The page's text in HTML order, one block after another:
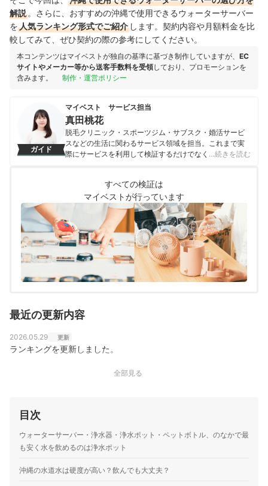
解説 。さらに、おすすめの沖縄で使用できるウォーターサーバー
を人気ランキング形式でご紹介 します。契約内容や月額料金を比
較してみて、ぜひ契約の際の参考にしてください。
本コンテンツはマイベストが独自の基準に基づき制作していますが、 EC
サイトやメーカー等から送客手数料を受領しており、プロモーションを
含みます。
制作・運営ポリシー
ガイド
マイベスト サービス担当
真田桃花
脱毛クリニック・スポーツジム・サブスク・婚活サービ
スなどの生活に関わるサービス領域を担当。これまで実
際にサービスを利用して検証するだけでなく、医師や婚
からこそ、徹底検証を通じて全ユーザーが選びやすい情
報を届ける」ことをモットーに活動している。
真田桃花のプロフィール
…続きを読む
すべての検証は
マイベストが行っています
最近の更新内容
2026.05.29 更新
ランキングを更新しました。
全部見る
目次
ウォーターサーバー・浄水器・浄水ポット・ペットボトル、のなかで最
も安く水を飲めるのは浄水ポット
沖縄の水道水は硬度が高い？飲んでも大丈夫？